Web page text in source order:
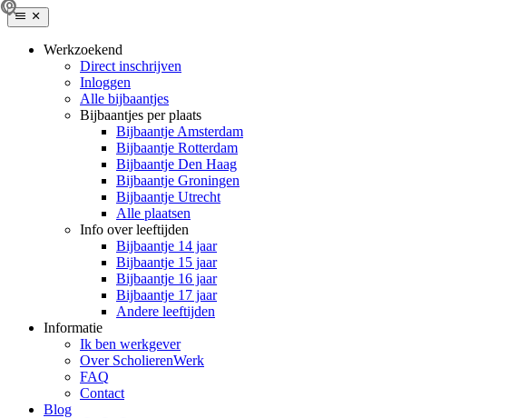
Werkzoekend
Direct inschrijven
Inloggen
Alle bijbaantjes
Bijbaantjes per plaats
Bijbaantje Amsterdam
Bijbaantje Rotterdam
Bijbaantje Den Haag
Bijbaantje Groningen
Bijbaantje Utrecht
Alle plaatsen
Info over leeftijden
Bijbaantje 14 jaar
Bijbaantje 15 jaar
Bijbaantje 16 jaar
Bijbaantje 17 jaar
Andere leeftijden
Informatie
Ik ben werkgever
Over ScholierenWerk
FAQ
Contact
Blog